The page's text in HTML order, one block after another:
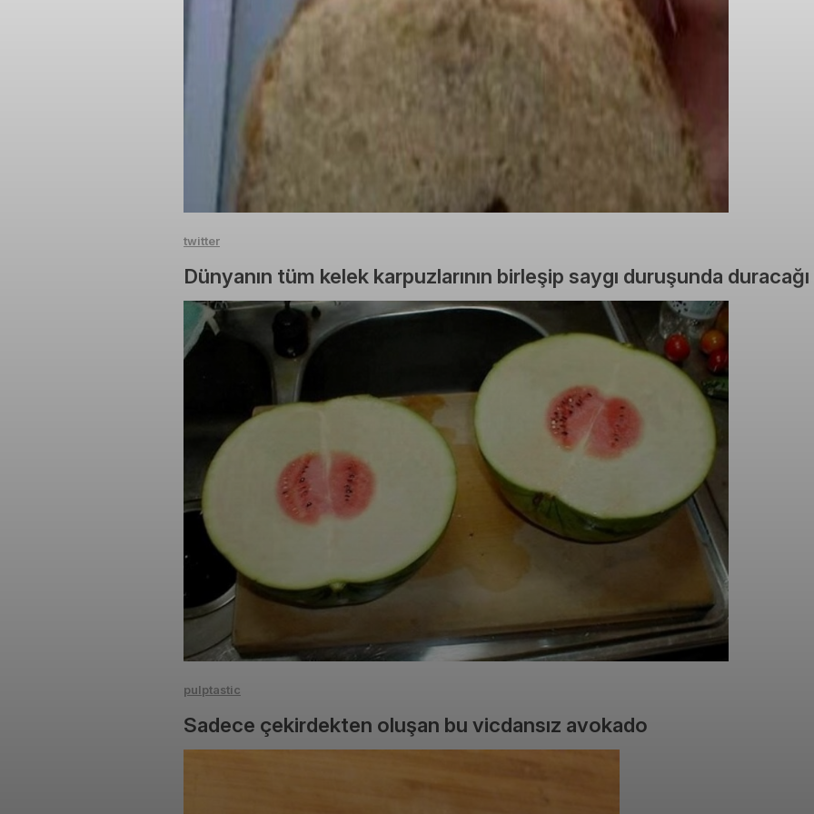
twitter
Dünyanın tüm kelek karpuzlarının birleşip saygı duruşunda
pulptastic
Sadece çekirdekten oluşan bu vicdansız avokado